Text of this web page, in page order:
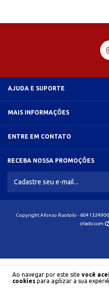
Ao navegar por este site você
cookies para agilizar a sua
AJUDA E SUPORTE
MAIS INFORMAÇÕES
ENTRE EM CONTATO
RECEBA NOSSA PROMOÇÕES
Copyright Afonso Ruotolo -